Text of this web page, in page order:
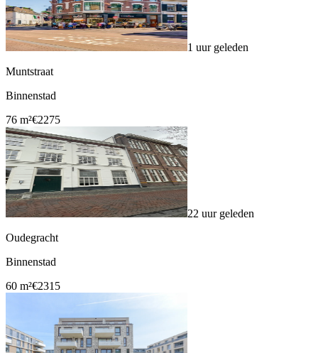
1 uur geleden
Muntstraat
Binnenstad
76 m²€2275
22 uur geleden
Oudegracht
Binnenstad
60 m²€2315